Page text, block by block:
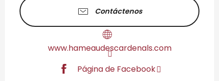
Contáctenos
www.hameaudescardenals.com
Página de Facebook